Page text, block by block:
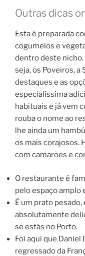
Outras dicas
Esta é preparada
cogumelos e
dentro deste nicho.
seja, os Poveiros, a
destaques e as
especialíssima
habituais e já vem
rouba o nome ao
lhe ainda um
os mais corajosos.
com camarões e
O restaurante é
pelo espaço amplo
É um prato
absolutamente
se estás no Porto.
Foi aqui que Daniel
regressado da